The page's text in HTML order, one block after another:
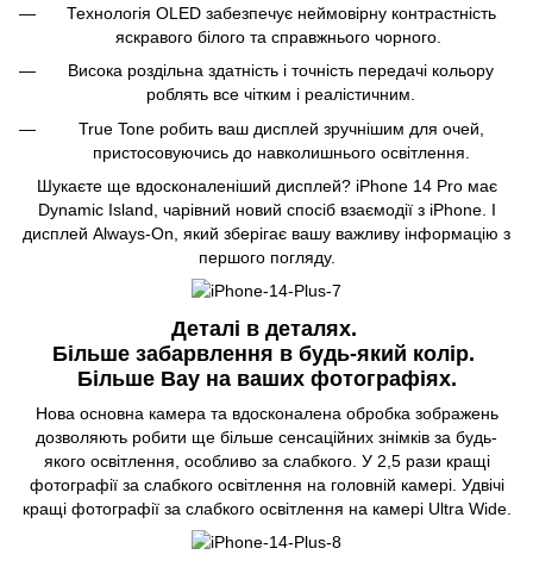
Технологія OLED забезпечує неймовірну контрастність
яскравого білого та справжнього чорного.
Висока роздільна здатність і точність передачі кольору
роблять все чітким і реалістичним.
True Tone робить ваш дисплей зручнішим для очей,
пристосовуючись до навколишнього освітлення.
Шукаєте ще вдосконаленіший дисплей? iPhone 14 Pro має
Dynamic Island, чарівний новий спосіб взаємодії з iPhone. І
дисплей Always-On, який зберігає вашу важливу інформацію з
першого погляду.
Деталі в деталях.
Більше забарвлення в будь-який колір.
Більше Вау на ваших фотографіях.
Нова основна камера та вдосконалена обробка зображень
дозволяють робити ще більше сенсаційних знімків за будь-
якого освітлення, особливо за слабкого. У 2,5 рази кращі
фотографії за слабкого освітлення на головній камері. Удвічі
кращі фотографії за слабкого освітлення на камері Ultra Wide.